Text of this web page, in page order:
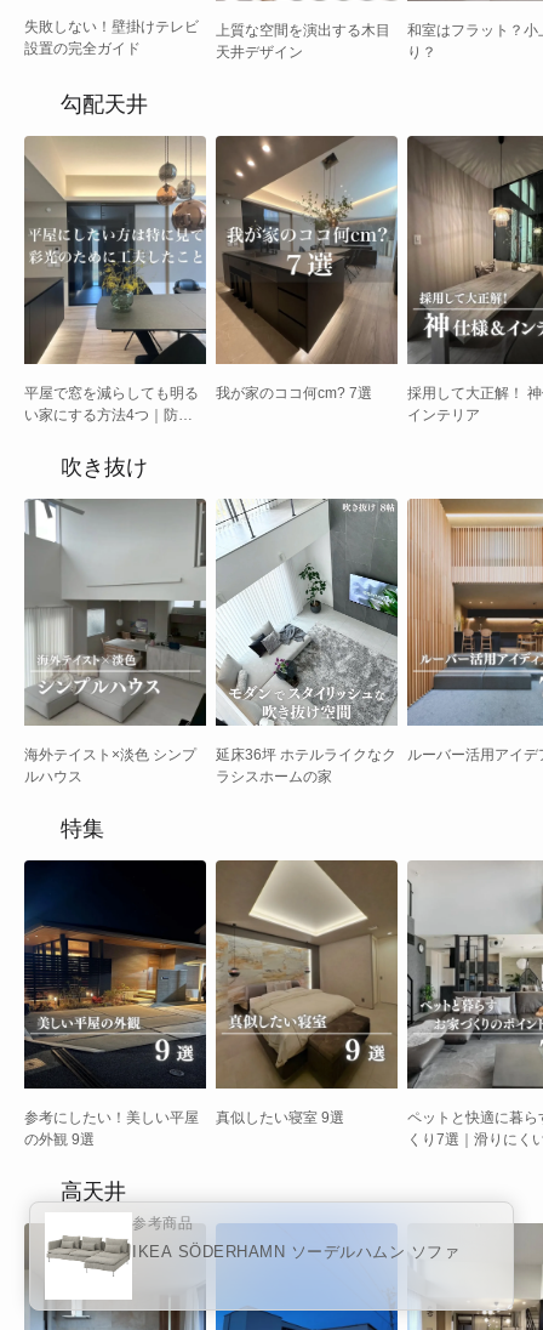
参考商品
IKEA SÖDERHAMN ソーデルハムン ソファ
失敗しない！壁掛けテレビ
設置の完全ガイド
上質な空間を演出する木目
天井デザイン
和室はフラット？小
り？
勾配天井
平屋で窓を減らしても明る
い家にする方法4つ｜防犯
我が家のココ何cm? 7選
採用して大正解！
インテリア
吹き抜け
海外テイスト×淡色 シンプ
ルハウス
延床36坪 ホテルライクなク
ラシスホームの家
ルーバー活用アイデ
特集
参考にしたい！美しい平屋
の外観 9選
真似したい寝室 9選
ペットと快適に暮ら
くり7選｜滑りにく
高天井